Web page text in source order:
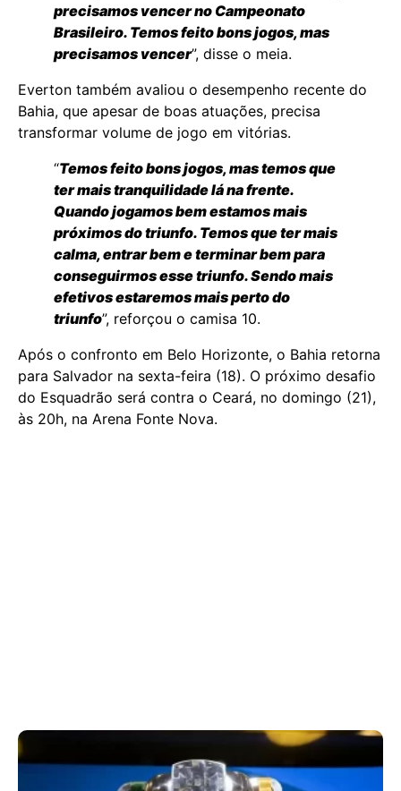
precisamos vencer no Campeonato
Brasileiro. Temos feito bons jogos, mas
precisamos vencer”, disse o meia.
Everton também avaliou o desempenho recente do
Bahia, que apesar de boas atuações, precisa
transformar volume de jogo em vitórias.
“Temos feito bons jogos, mas temos que
ter mais tranquilidade lá na frente.
Quando jogamos bem estamos mais
próximos do triunfo. Temos que ter mais
calma, entrar bem e terminar bem para
conseguirmos esse triunfo. Sendo mais
efetivos estaremos mais perto do
triunfo”, reforçou o camisa 10.
Após o confronto em Belo Horizonte, o Bahia retorna
para Salvador na sexta-feira (18). O próximo desafio
do Esquadrão será contra o Ceará, no domingo (21),
às 20h, na Arena Fonte Nova.